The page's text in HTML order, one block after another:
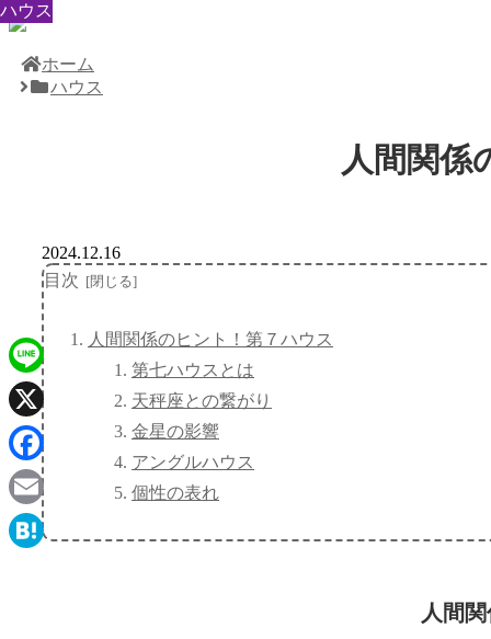
ホーム
ハウス
人間関係
ハウス
2024.12.16
目次
人間関係のヒント！第７ハウス
第七ハウスとは
天秤座との繋がり
金星の影響
アングルハウス
個性の表れ
人間
ハウス
ハウス
ハウス
ハウス
ハウス
ハウス
ハウス
ハウス
Line
X
Facebook
Email